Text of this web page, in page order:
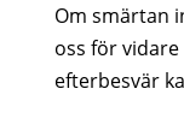
Om smärtan
oss för
efterbesvär